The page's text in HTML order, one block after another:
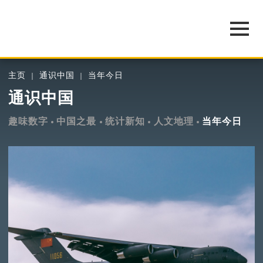
主页 通识中国 当年今日
通识中国
趣味数字 中国之最 统计新知 人文地理 当年今日